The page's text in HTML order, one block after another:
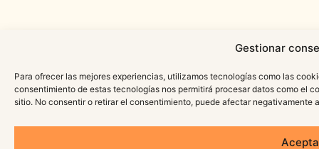
Gestionar
Para ofrecer las mejores experiencias, utilizamos tecnologías como las
consentimiento de estas tecnologías nos permitirá procesar datos como el
sitio. No consentir o retirar el consentimiento, puede afectar negativamente